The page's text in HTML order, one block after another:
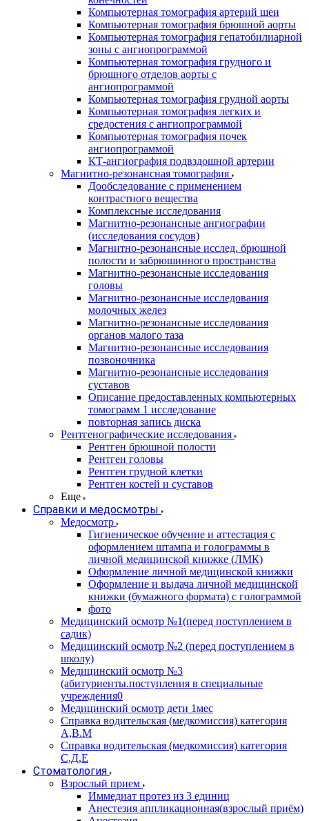
Компьютерная томография артерий шеи
Компьютерная томография брюшной аорты
Компьютерная томография гепатобилиарной
зоны с ангиопрограммой
Компьютерная томография грудного и
брюшного отделов аорты с
ангиопрограммой
Компьютерная томография грудной аорты
Компьютерная томография легких и
средостения с ангиопрограммой
Компьютерная томография почек
ангиопрограммой
КТ-ангиография подвздошной артерии
Магнитно-резонансная томография
Дообследование с применением
контрастного вещества
Комплексные исследования
Магнитно-резонансные ангиографии
(исследования сосудов)
Магнитно-резонансные исслед. брюшной
полости и забрюшинного пространства
Магнитно-резонансные исследования
головы
Магнитно-резонансные исследования
молочных желез
Магнитно-резонансные исследования
органов малого таза
Магнитно-резонансные исследования
позвоночника
Магнитно-резонансные исследования
суставов
Описание предоставленных компьютерных
томограмм 1 исследование
повторная запись диска
Рентгенографические исследования
Рентген брюшной полости
Рентген головы
Рентген грудной клетки
Рентген костей и суставов
Еще
Справки и медосмотры
Медосмотр
Гигиеническое обучение и аттестация с
оформлением штампа и голограммы в
личной медицинской книжке (ЛМК)
Оформление личной медицинской книжки
Оформление и выдача личной медицинской
книжки (бумажного формата) с голограммой
фото
Медицинский осмотр №1(перед поступлением в
садик)
Медицинский осмотр №2 (перед поступлением в
школу)
Медицинский осмотр №3
(абитуриенты.поступления в специальные
учреждения0
Медицинский осмотр дети 1мес
Справка водительская (медкомиссия) категория
А,В.М
Справка водительская (медкомиссия) категория
С,Д,Е
Стоматология
Взрослый прием
Иммедиат протез из 3 единиц
Анестезия аппликационная(взрослый приём)